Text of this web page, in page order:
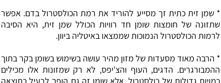
*שמן זית כתית זך מסייע להוריד את רמת הכולסטרול בדם. אפשר
שתזונה של חומצות שומן חד רוויות הכולל שמן זית, היא הסיבה
לרמות הכולסטרול הנמוכות שממצאו באיטליה ביוון.
* הרבה מאוד מסעדות של מזון מהיר עושה בשימוש בשומן בקר בתוך
ההמבורגרים. הדגים, העוף והצ'יפס, לא רק שמזונות אלו מכילים
כמויות גדולות של כולסטרול, אלא שומן זה גם הופך לרעיל כתוצאה